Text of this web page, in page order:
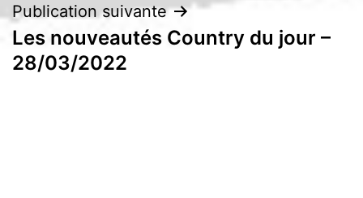
Publication suivante
Les nouveautés Country du jour –
28/03/2022